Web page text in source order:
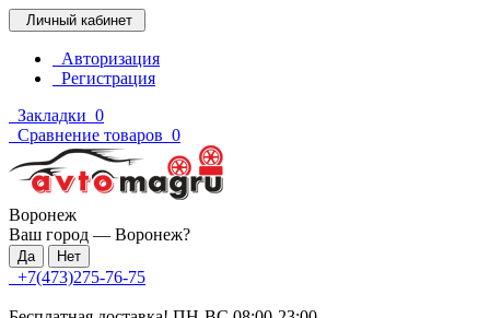
Личный кабинет
Авторизация
Регистрация
Закладки 0
Сравнение товаров 0
Воронеж
Ваш город — Воронеж?
+7(473)275-76-75